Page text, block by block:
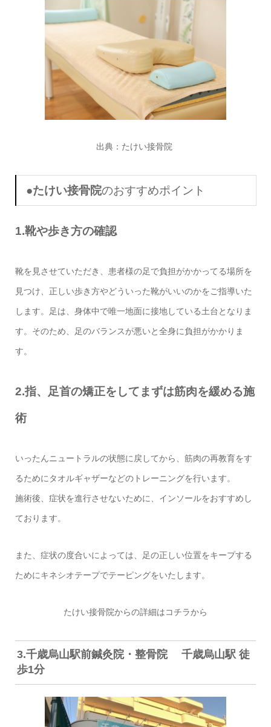
出典： たけい接骨院
●たけい接骨院のおすすめポイント
1.靴や歩き方の確認
靴を見させていただき、患者様の足で負担がかかってる場所を
見つけ、正しい歩き方やどういった靴がいいのかをご指導いた
します。足は、身体中で唯一地面に接地している土台となりま
す。そのため、足のバランスが悪いと全身に負担がかかりま
す。
2.指、足首の矯正をしてまずは筋肉を緩める施
術
いったんニュートラルの状態に戻してから、筋肉の再教育をす
るためにタオルギャザーなどのトレーニングを行います。
施術後、症状を進行させないために、インソールをおすすめし
ております。
また、症状の度合いによっては、足の正しい位置をキープする
ためにキネシオテープでテーピングをいたします。
たけい接骨院からの詳細はコチラから
3.千歳烏山駅前鍼灸院・整骨院千歳烏山駅 徒
歩1分